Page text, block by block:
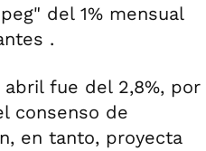
del 1% mensual
.
fue del 2,8%, por
consenso de
en tanto, proyecta